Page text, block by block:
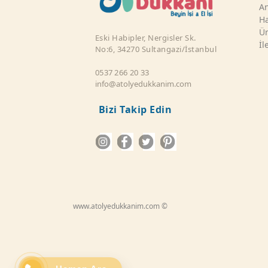
Eski Habipler, Nergisler Sk.
No:6, 34270 Sultangazi/İstanbul
0537 266 20 33
info@atolyedukkanim.com
Bizi Takip Edin
www.atolyedukkanim.com ©